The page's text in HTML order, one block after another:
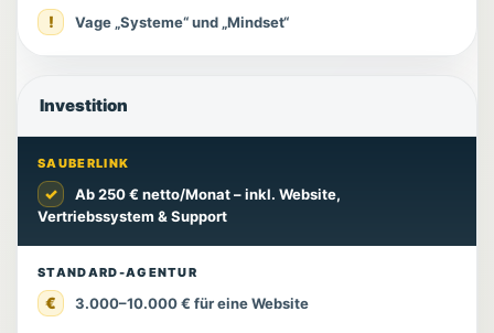
! Vage „Systeme“ und „Mindset“
Investition
STANDARD-AGENTUR
€ 3.000–10.000 € für eine Website
SAUBERLINK
✓
Ab 250 € netto/Monat – inkl. Website,
Vertriebssystem & Support